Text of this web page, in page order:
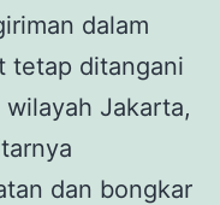
dalam
tetap ditangani
Jakarta,
dan bongkar